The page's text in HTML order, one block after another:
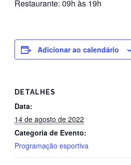
Restaurante: 09h às 19h
Adicionar ao calendário
DETALHES
Data:
14 de agosto de 2022
Categoria de Evento:
Programação esportiva